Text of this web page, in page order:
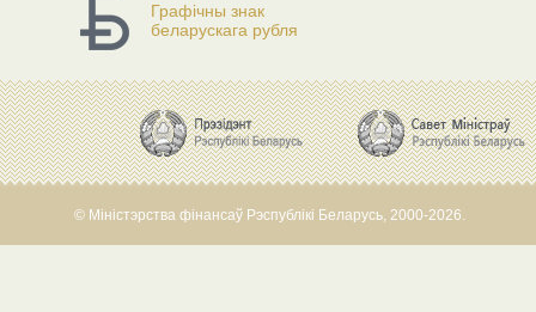
Графічны знак
беларускага рубля
© Міністэрства фінансаў Рэспублікі Беларусь, 2000-2026.